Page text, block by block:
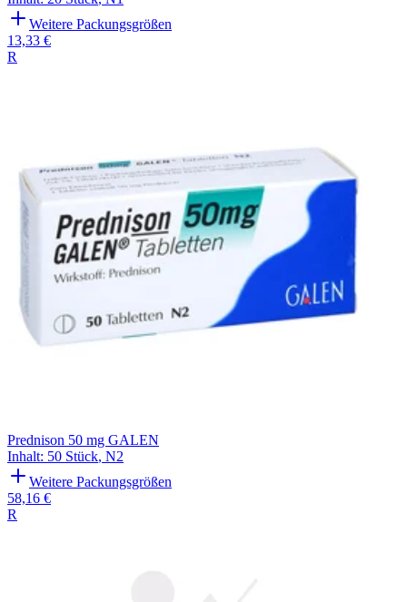
Weitere Packungsgrößen
13,33 €
R
Prednison 50 mg GALEN
Inhalt: 50 Stück, N2
Weitere Packungsgrößen
58,16 €
R